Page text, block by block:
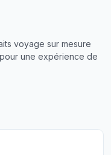
voyage sur mesure
une expérience de